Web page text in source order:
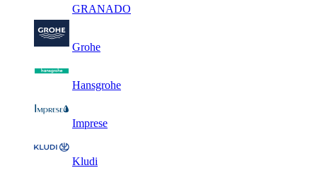
GRANADO
Grohe
Hansgrohe
Imprese
Kludi